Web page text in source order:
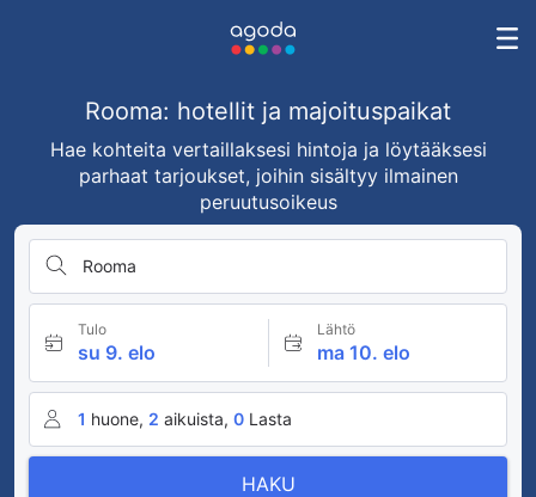
Rooma: hotellit ja majoituspaikat
Hae kohteita vertaillaksesi hintoja ja löytääksesi
parhaat tarjoukset, joihin sisältyy ilmainen
peruutusoikeus
Rooma
Tulo
su 9. elo
Lähtö
ma 10. elo
1 huone, 2 aikuista, 0 Lasta
HAKU